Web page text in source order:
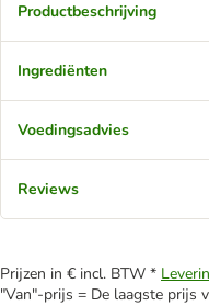
Productbeschrijving
Ingrediënten
Voedingsadvies
Reviews
Prijzen in € incl. BTW *
"Van"-prijs = De laagste prijs